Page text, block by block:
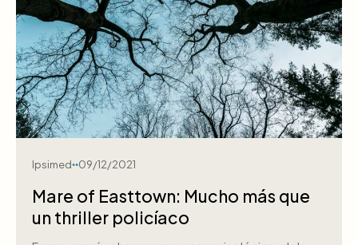
Ipsimed 09/12/2021
Mare of Easttown: Mucho más que
un thriller policíaco